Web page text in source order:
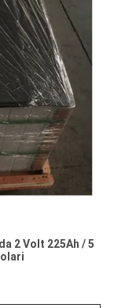
2 Volt 225Ah / 5